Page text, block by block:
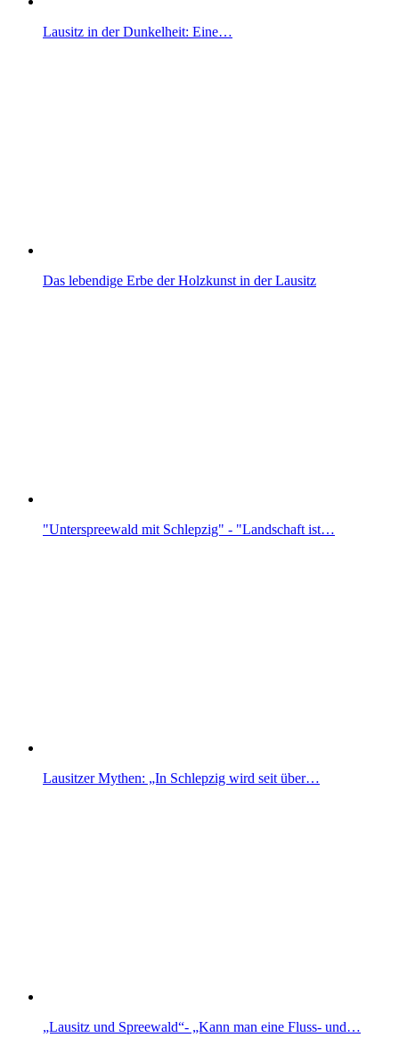
Lausitz in der Dunkelheit: Eine…
Das lebendige Erbe der Holzkunst in der Lausitz
"Unterspreewald mit Schlepzig" - "Landschaft ist…
Lausitzer Mythen: „In Schlepzig wird seit über…
„Lausitz und Spreewald“- „Kann man eine Fluss- und…